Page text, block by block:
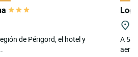
de Périgord, el hotel y
A 5